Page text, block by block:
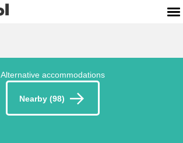
Alternative accommodations
Nearby (98)